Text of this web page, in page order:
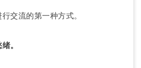
交流的第一种方式。
。